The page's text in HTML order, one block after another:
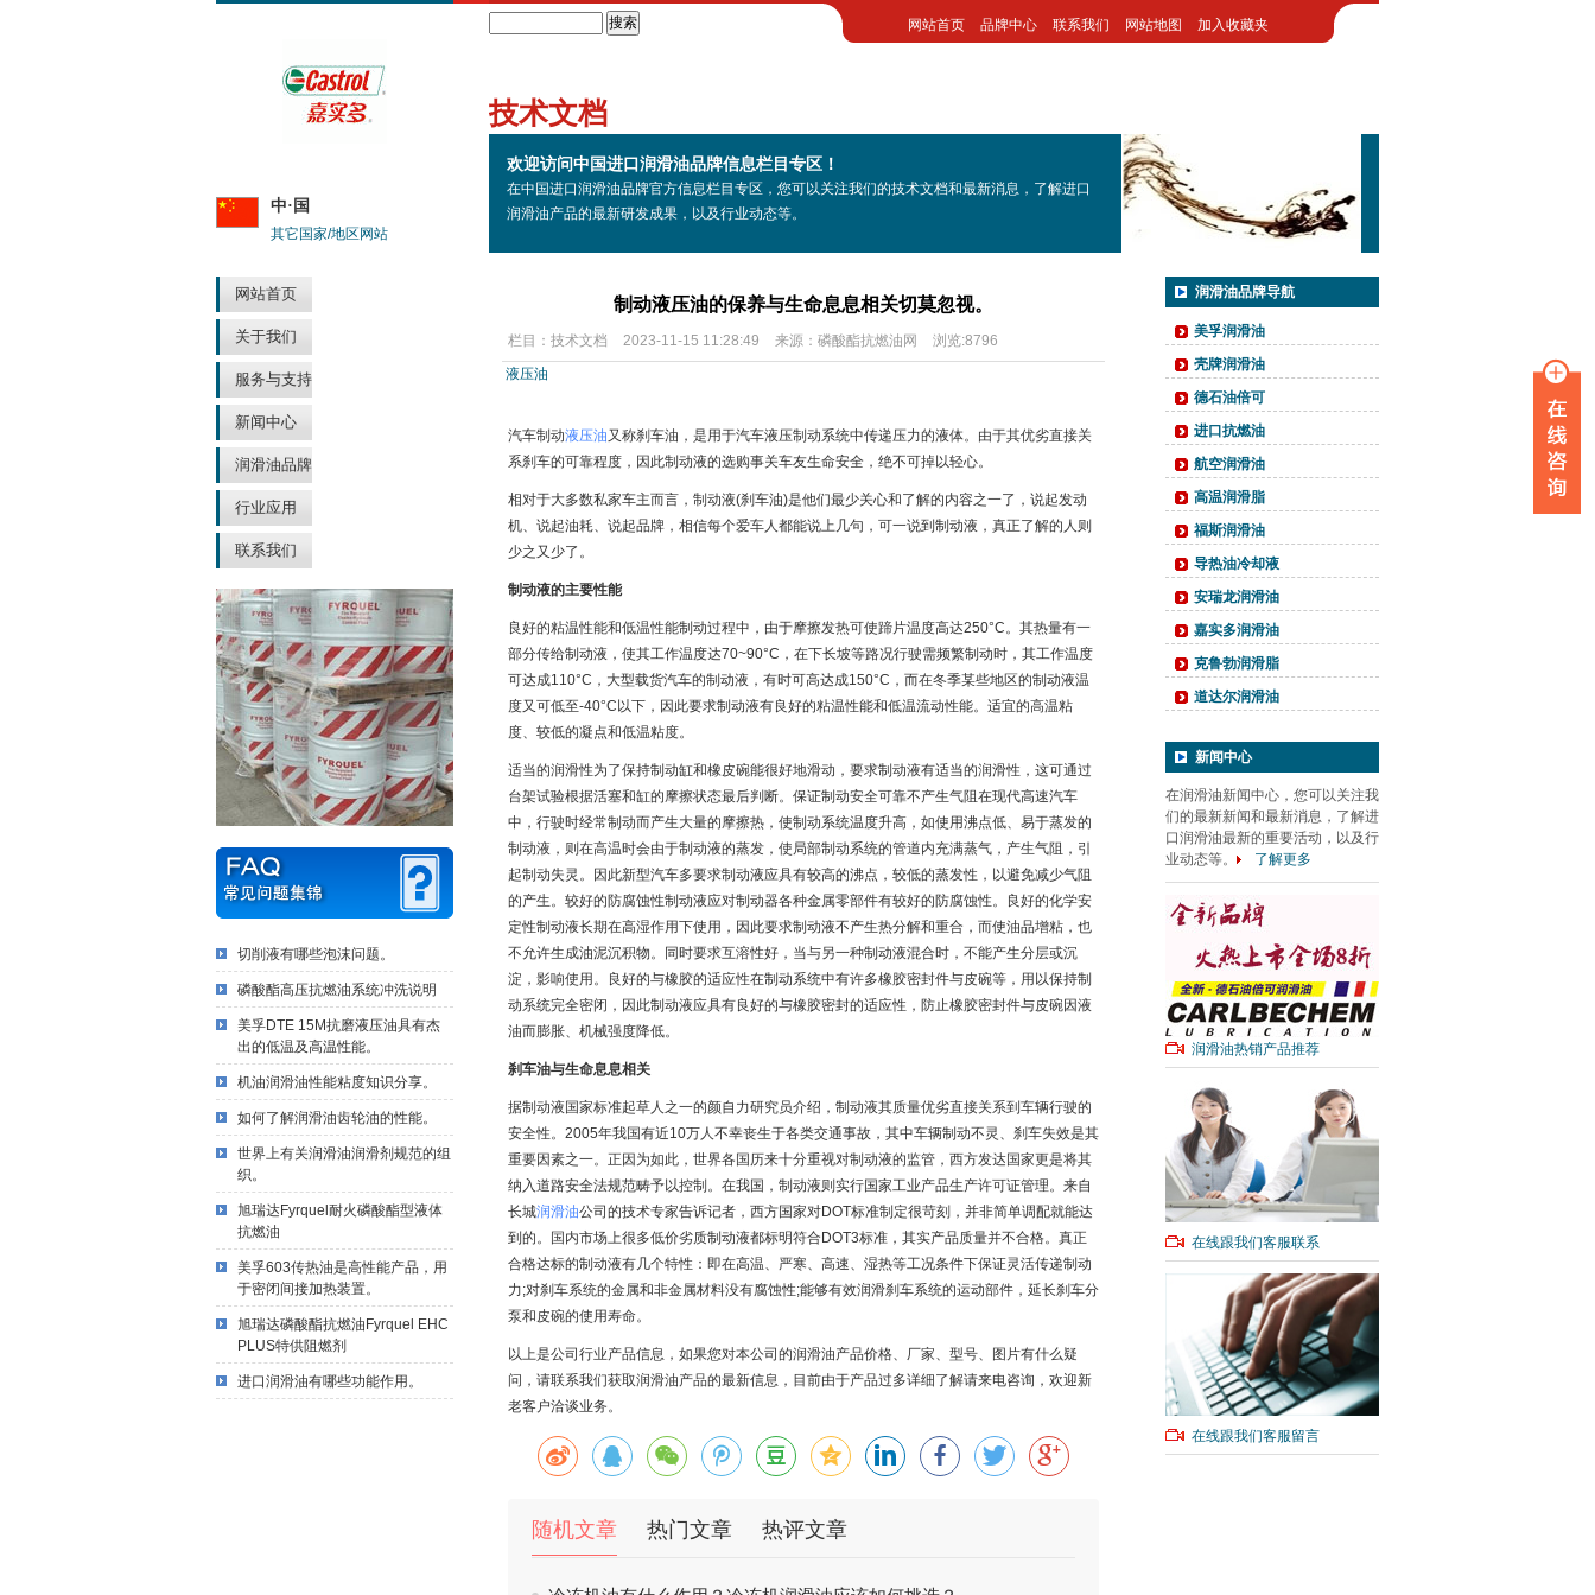
中·国
其它国家/地区网站
网站首页
关于我们
服务与支持
新闻中心
润滑油品牌
行业应用
联系我们
切削液有哪些泡沫问题。
磷酸酯高压抗燃油系统冲洗说明
美孚DTE 15M抗磨液压油具有杰
出的低温及高温性能。
机油润滑油性能粘度知识分享。
如何了解润滑油齿轮油的性能。
世界上有关润滑油润滑剂规范的组
织。
旭瑞达Fyrquel耐火磷酸酯型液体
抗燃油
美孚603传热油是高性能产品，用
于密闭间接加热装置。
旭瑞达磷酸酯抗燃油Fyrquel EHC
PLUS特供阻燃剂
进口润滑油有哪些功能作用。
网站首页 品牌中心 联系我们 网站地图 加入收藏夹
技术文档
欢迎访问中国进口润滑油品牌信息栏目专区！
在中国进口润滑油品牌官方信息栏目专区，您可以关注我们的技术文档和最新消息，了解进口
润滑油产品的最新研发成果，以及行业动态等。
制动液压油的保养与生命息息相关切莫忽视。
栏目： 技术文档 2023-11-15 11:28:49 来源： 磷酸酯抗燃油网
浏览:8796
液压油
汽车制动液压油又称刹车油，是用于汽车液压制动系统中传递压力的液体。由于其优劣直接关
系刹车的可靠程度，因此制动液的选购事关车友生命安全，绝不可掉以轻心。
相对于大多数私家车主而言，制动液(刹车油)是他们最少关心和了解的内容之一了，说起发动
机、说起油耗、说起品牌，相信每个爱车人都能说上几句，可一说到制动液，真正了解的人则
少之又少了。
制动液的主要性能
良好的粘温性能和低温性能制动过程中，由于摩擦发热可使蹄片温度高达250°C。其热量有一
部分传给制动液，使其工作温度达70~90°C，在下长坡等路况行驶需频繁制动时，其工作温度
可达成110°C，大型载货汽车的制动液，有时可高达成150°C，而在冬季某些地区的制动液温
度又可低至-40°C以下，因此要求制动液有良好的粘温性能和低温流动性能。适宜的高温粘
度、较低的凝点和低温粘度。
适当的润滑性为了保持制动缸和橡皮碗能很好地滑动，要求制动液有适当的润滑性，这可通过
台架试验根据活塞和缸的摩擦状态最后判断。保证制动安全可靠不产生气阻在现代高速汽车
中，行驶时经常制动而产生大量的摩擦热，使制动系统温度升高，如使用沸点低、易于蒸发的
制动液，则在高温时会由于制动液的蒸发，使局部制动系统的管道内充满蒸气，产生气阻，引
起制动失灵。因此新型汽车多要求制动液应具有较高的沸点，较低的蒸发性，以避免减少气阻
的产生。较好的防腐蚀性制动液应对制动器各种金属零部件有较好的防腐蚀性。良好的化学安
定性制动液长期在高湿作用下使用，因此要求制动液不产生热分解和重合，而使油品增粘，也
不允许生成油泥沉积物。同时要求互溶性好，当与另一种制动液混合时，不能产生分层或沉
淀，影响使用。良好的与橡胶的适应性在制动系统中有许多橡胶密封件与皮碗等，用以保持制
动系统完全密闭，因此制动液应具有良好的与橡胶密封的适应性，防止橡胶密封件与皮碗因液
油而膨胀、机械强度降低。
刹车油与生命息息相关
据制动液国家标准起草人之一的颜自力研究员介绍，制动液其质量优劣直接关系到车辆行驶的
安全性。2005年我国有近10万人不幸丧生于各类交通事故，其中车辆制动不灵、刹车失效是其
重要因素之一。正因为如此，世界各国历来十分重视对制动液的监管，西方发达国家更是将其
纳入道路安全法规范畴予以控制。在我国，制动液则实行国家工业产品生产许可证管理。来自
长城润滑油公司的技术专家告诉记者，西方国家对DOT标准制定很苛刻，并非简单调配就能达
到的。国内市场上很多低价劣质制动液都标明符合DOT3标准，其实产品质量并不合格。真正
合格达标的制动液有几个特性：即在高温、严寒、高速、湿热等工况条件下保证灵活传递制动
力;对刹车系统的金属和非金属材料没有腐蚀性;能够有效润滑刹车系统的运动部件，延长刹车分
泵和皮碗的使用寿命。
以上是公司行业产品信息，如果您对本公司的润滑油产品价格、厂家、型号、图片有什么疑
问，请联系我们获取润滑油产品的最新信息，目前由于产品过多详细了解请来电咨询，欢迎新
老客户洽谈业务。
随机文章 热门文章 热评文章
润滑油品牌导航
美孚润滑油
壳牌润滑油
德石油倍可
进口抗燃油
航空润滑油
高温润滑脂
福斯润滑油
导热油冷却液
安瑞龙润滑油
嘉实多润滑油
克鲁勃润滑脂
道达尔润滑油
新闻中心
在润滑油新闻中心，您可以关注我
们的最新新闻和最新消息，了解进
口润滑油最新的重要活动，以及行
业动态等。
了解更多
润滑油热销产品推荐
在线跟我们客服联系
在线跟我们客服留言